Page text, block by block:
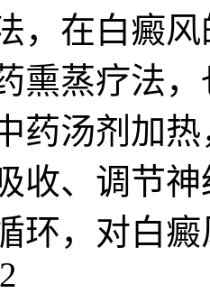
，在白癜
熏蒸疗法
药汤剂加
收、调节
环，对白